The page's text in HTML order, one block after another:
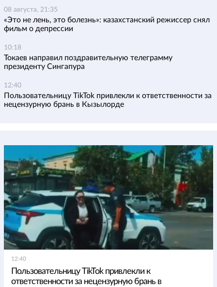
08 августа, 21:35
«Это не лень, это болезнь»: казахстанский режиссер снял
фильм о депрессии
10:18
Токаев направил поздравительную телеграмму
президенту Сингапура
12:40
Пользовательницу TikTok привлекли к ответственности за
нецензурную брань в Кызылорде
12:40
Пользовательницу TikTok привлекли к
ответственности за нецензурную брань в